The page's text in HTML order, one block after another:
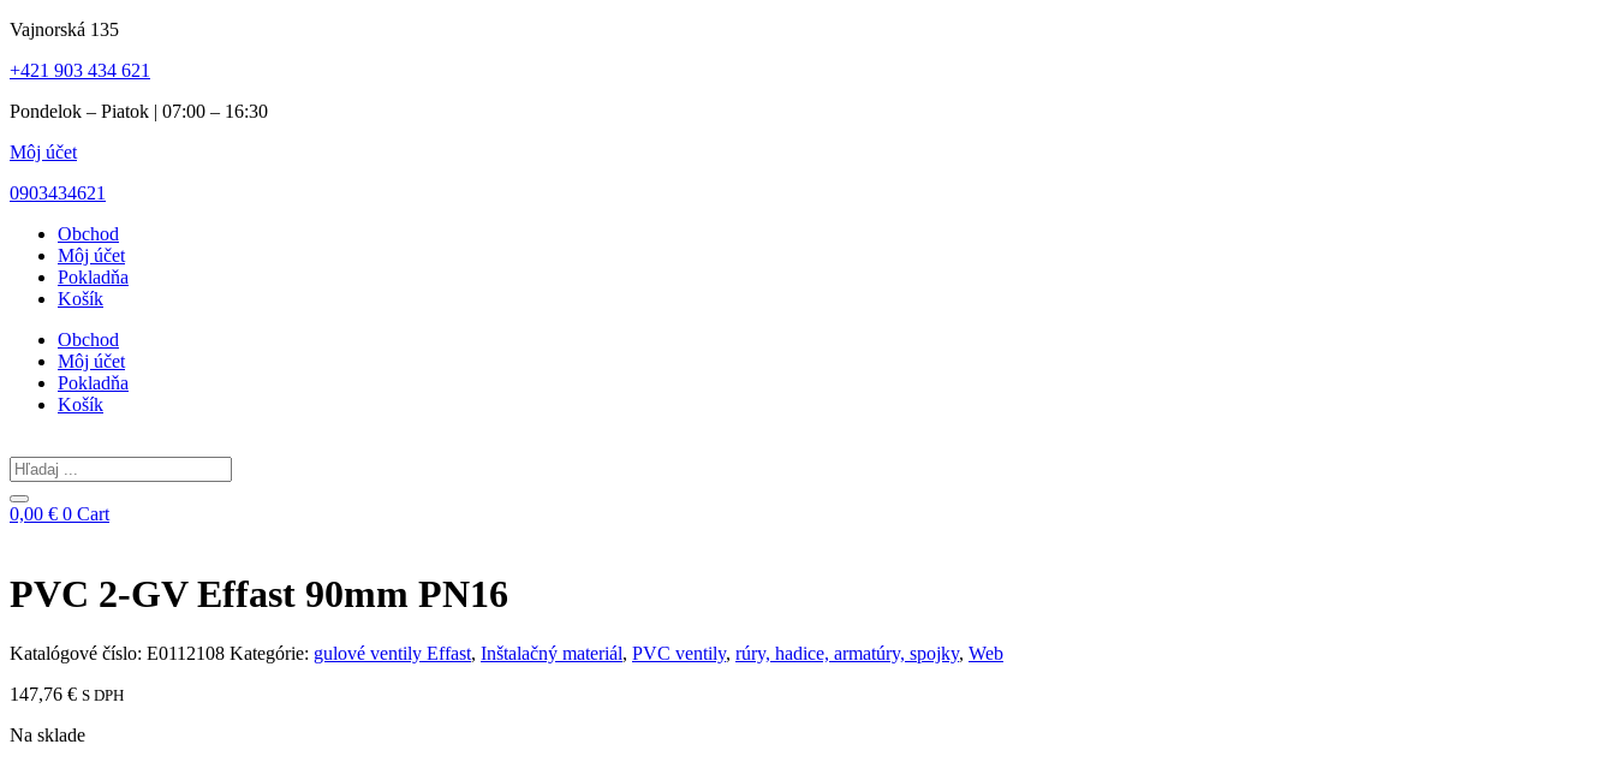
Preskočiť
obsah
Vajnorská 135
+421 903 434 621
Pondelok – Piatok | 07:00 – 16:30
Môj účet
0903434621
Obchod
Môj účet
Pokladňa
Košík
Obchod
Môj účet
Pokladňa
Košík
Search
...
0,00 € 0 Cart
PVC 2-GV Effast 90mm PN16
Katalógové číslo: E0112108 Kategórie: gulové ventily Effast, Inštalačný materiál, PVC ventily, rúry, hadice, armatúry, spojky, Web
147,76 € S DPH
Na sklade